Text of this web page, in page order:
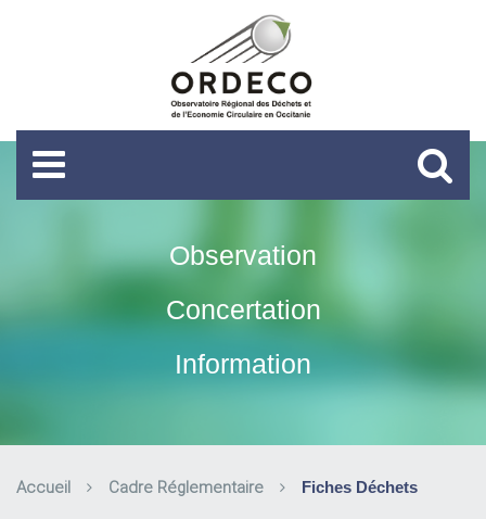
Observation
Concertation
Information
Accueil Cadre Réglementaire Fiches Déchets